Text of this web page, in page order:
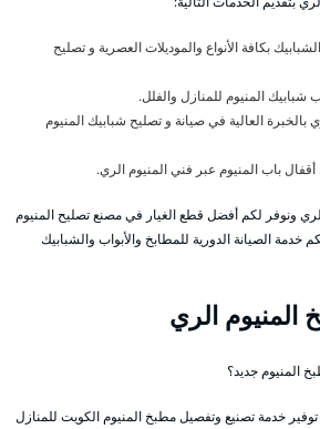
بكافة الأنواع والموديلات العصرية و تصليح
المنيوم للمنازل والفلل.
بالخبرة العالية في صيانة و تصليح شبابيك المنيوم
باب المنيوم عبر فني المنيوم الري.
ونوفر لكم أفضل قطع الغيار في مصنع تصليح المنيوم
خدمة الصيانة الدورية للمطابخ والأبواب والشبابيك
المنيوم الري
المنيوم جديد؟
خدمة تصنيع وتفصيل مطبخ المنيوم الكويت للمنازل